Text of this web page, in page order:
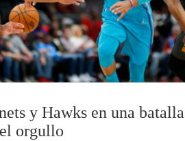
y Hawks en una batalla
orgullo